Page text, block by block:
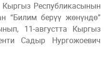
Республикасынын
“Билим берүү жөнүндө”
11-августта Кыргыз
Садыр Нургожоевич